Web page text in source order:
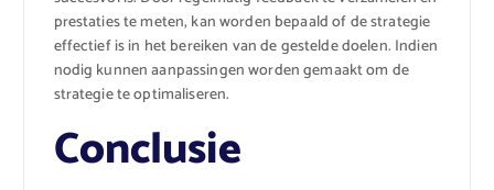
prestaties te meten, kan worden bepaald of de strategie
effectief is in het bereiken van de gestelde doelen. Indien
nodig kunnen aanpassingen worden gemaakt om de
strategie te optimaliseren.
Conclusie